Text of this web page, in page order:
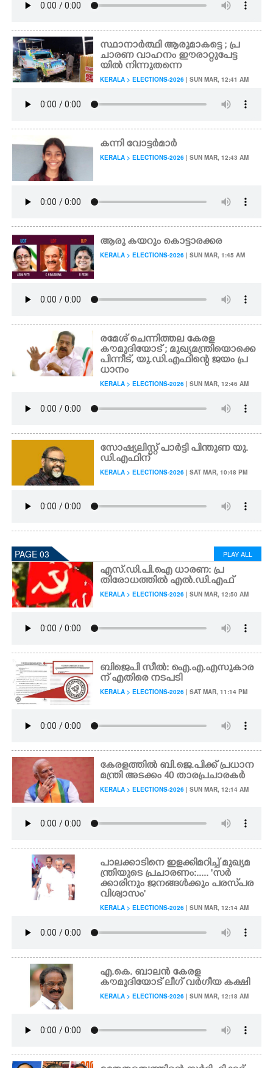
സ്ഥാനാർത്ഥി ആരുമാകട്ടെ ; പ്ര
ചാരണ വാഹനം ഈരാറ്റുപേട്ട
യിൽ നിന്നുതന്നെ
KERALA > ELECTIONS-2026 | SUN MAR, 12:41 AM
കന്നി വോട്ടർമാർ
KERALA > ELECTIONS-2026 | SUN MAR, 12:43 AM
ആരു കയറും കൊട്ടാരക്കര
KERALA > ELECTIONS-2026 | SUN MAR, 1:45 AM
രമേശ് ചെന്നിത്തല കേരള
കൗമുദിയോട് ; മുഖ്യമന്ത്രിയൊക്കെ
പിന്നീട്, യു.ഡി.എഫിന്റെ ജയം പ്ര
ധാനം
KERALA > ELECTIONS-2026 | SUN MAR, 12:46 AM
സോഷ്യലിസ്റ്റ് പാർട്ടി പിന്തുണ യു.
ഡി.എഫിന്
KERALA > ELECTIONS-2026 | SAT MAR, 10:48 PM
PAGE 03 PLAY ALL
എസ്.ഡി.പി.ഐ ധാരണ: പ്ര
തിരോധത്തിൽ എൽ.ഡി.എഫ്
KERALA > ELECTIONS-2026 | SUN MAR, 12:50 AM
ബിജെപി സീൽ: ഐ.എ.എസുകാര
ന് എതിരെ നടപടി
KERALA > ELECTIONS-2026 | SAT MAR, 11:14 PM
കേരളത്തിൽ ബി.ജെ.പിക്ക് പ്രധാന
മന്ത്രി അടക്കം 40 താരപ്രചാരകർ
KERALA > ELECTIONS-2026 | SUN MAR, 12:14 AM
പാലക്കാടിനെ ഇളക്കിമറിച്ച് മുഖ്യമ
ന്ത്രിയുടെ പ്രചാരണം:..... 'സർ
ക്കാരിനും ജനങ്ങൾക്കും പരസ്‌പര
വിശ്വാസം"
KERALA > ELECTIONS-2026 | SUN MAR, 12:14 AM
എ.കെ. ബാലൻ കേരള
കൗമുദിയോട് ലീഗ് വർഗീയ കക്ഷി
KERALA > ELECTIONS-2026 | SUN MAR, 12:18 AM